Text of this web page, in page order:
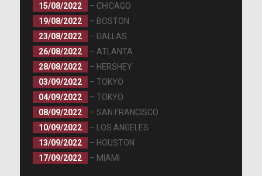
15/08/2022
– CHICAGO
19/08/2022
– BOSTON
23/08/2022
– DALLAS
26/08/2022
– ATLANTA
28/08/2022
– HERSHEY
03/09/2022
– TOKYO
04/09/2022
– TOKYO
08/09/2022
– SAN FRANCISCO
10/09/2022
– LOS ANGELES
13/09/2022
– HOUSTON
17/09/2022
– MIAMI